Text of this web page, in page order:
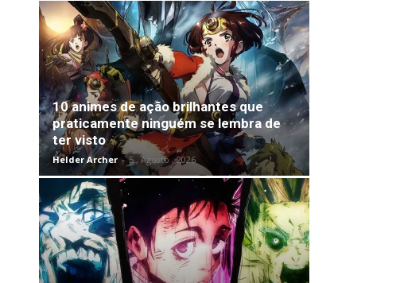
10 animes de ação brilhantes que
praticamente ninguém se lembra de
ter visto
Helder Archer - 5 , Agosto , 2026